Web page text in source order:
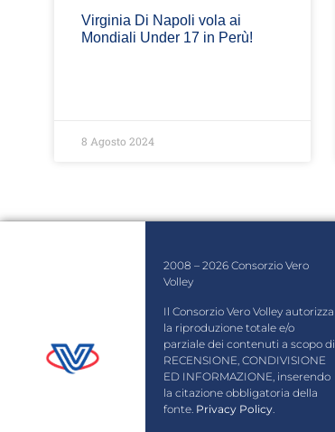
Virginia Di Napoli vola ai
Mondiali Under 17 in Perù!
8 Agosto 2024
2008 – 2026 Consorzio Vero
Volley
Il Consorzio Vero Volley autorizza
la riproduzione totale e/o
parziale dei contenuti a scopo di
RECENSIONE, CONDIVISIONE
ED INFORMAZIONE, inserendo
la citazione obbligatoria della
fonte. Privacy Policy